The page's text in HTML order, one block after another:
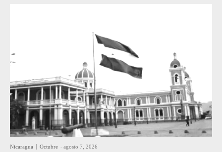
Nicaragua Octubre - agosto 7, 2026